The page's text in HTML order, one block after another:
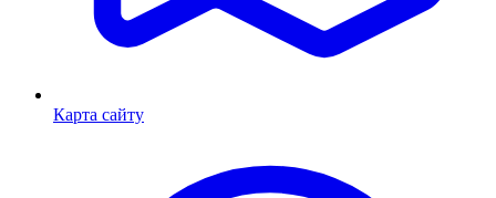
Карта сайту